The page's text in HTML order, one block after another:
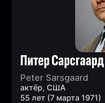
Питер Сарсгаард
Peter Sarsgaard
актёр, США
55 лет (7 марта 1971)